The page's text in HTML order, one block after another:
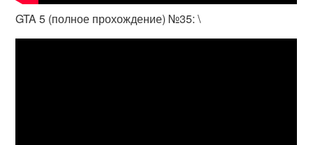
GTA 5 (полное прохождение) №35: \